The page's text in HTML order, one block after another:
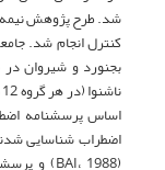
شد. طرح پژوهش نیمه
کنترل انجام شد.
اساس پرسشنامه
اضطراب شناسایی